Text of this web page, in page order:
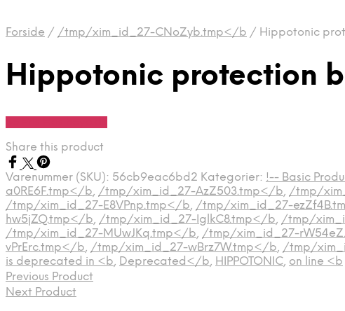
Forside / /tmp/xim_id_27-CNoZyb.tmp</b / Hippotonic
Hippotonic protection
Share this product
Varenummer (SKU): 56cb9eac6bd2 Kategorier: !-- Basic
a0RE6F.tmp</b, /tmp/xim_id_27-AzZ503.tmp</b, /tmp/
/tmp/xim_id_27-E8VPnp.tmp</b, /tmp/xim_id_27-
hw5jZQ.tmp</b, /tmp/xim_id_27-IglkC8.tmp</b, /tmp/
/tmp/xim_id_27-MUwJKq.tmp</b, /tmp/xim_id_27-
vPrErc.tmp</b, /tmp/xim_id_27-wBrz7W.tmp</b, /tmp/
is deprecated in <b, Deprecated</b, HIPPOTONIC, on line <b
Previous Product
Next Product